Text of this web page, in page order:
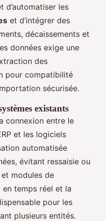
d’automatiser les
et d’intégrer des
décaissements et
données exige une
des
pour compatibilité
sécurisée.
existants
connexion entre le
et les logiciels
automatisée
évitant ressaisie ou
modules de
temps réel et la
pour les
plusieurs entités.